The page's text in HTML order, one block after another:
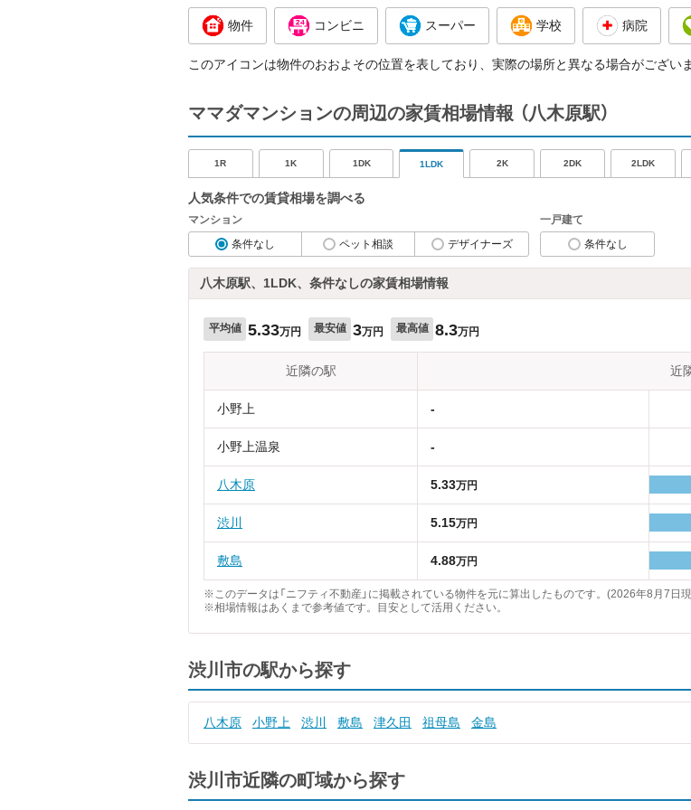
物件 コンビニ スーパー 学校 病院
このアイコンは物件のおおよその位置を表しており、実際の場所と異なる場合がござい
ママダマンションの周辺の家賃相場情報 （八木原駅）
1R 1K 1DK 1LDK 2K 2DK 2LDK
人気条件での賃貸相場を調べる
マンション
条件なし
ペット相談 デザイナーズ
一戸建て
条件なし
八木原駅、1LDK、条件なしの家賃相場情報
平均値 5.33万円 最安値 3万円 最高値 8.3万円
近隣の駅 近
小野上 -
小野上温泉 -
八木原 5.33万円
渋川 5.15万円
敷島 4.88万円
※このデータは「ニフティ不動産」に掲載されている物件を元に算出したものです。(2026年8月7日
※相場情報はあくまで参考値です。目安として活用ください。
渋川市の駅から探す
八木原 小野上 渋川 敷島 津久田 祖母島 金島
渋川市近隣の町域から探す